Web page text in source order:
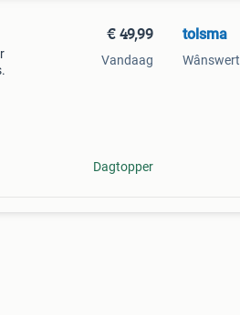
€ 49,99
Vandaag
Dagtopper
tolsma
Wânswert